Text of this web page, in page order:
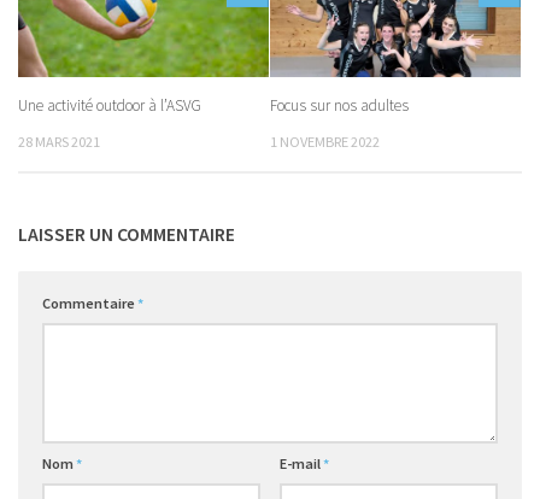
Une activité outdoor à l’ASVG
28 MARS 2021
Focus sur nos adultes
1 NOVEMBRE 2022
LAISSER UN COMMENTAIRE
Commentaire *
Nom * E-mail*